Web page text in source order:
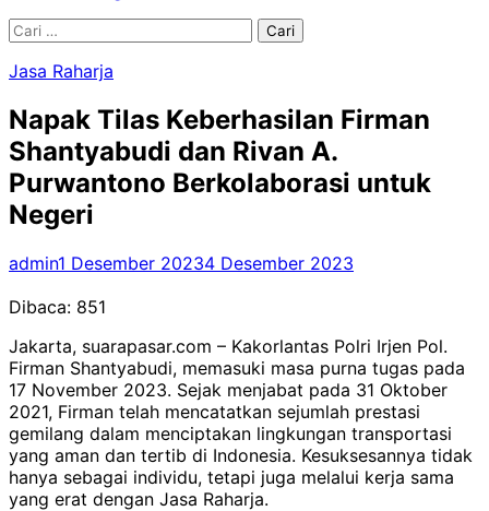
Cari
Jasa Raharja
Napak Tilas Keberhasilan Firman
Shantyabudi dan Rivan A.
Purwantono Berkolaborasi untuk
Negeri
admin1 Desember 20234 Desember 2023
Dibaca: 851
Jakarta, suarapasar.com – Kakorlantas Polri Irjen Pol.
Firman Shantyabudi, memasuki masa purna tugas pada
17 November 2023. Sejak menjabat pada 31 Oktober
2021, Firman telah mencatatkan sejumlah prestasi
gemilang dalam menciptakan lingkungan transportasi
yang aman dan tertib di Indonesia. Kesuksesannya tidak
hanya sebagai individu, tetapi juga melalui kerja sama
yang erat dengan Jasa Raharja.